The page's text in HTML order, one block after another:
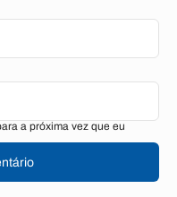
a próxima vez que eu